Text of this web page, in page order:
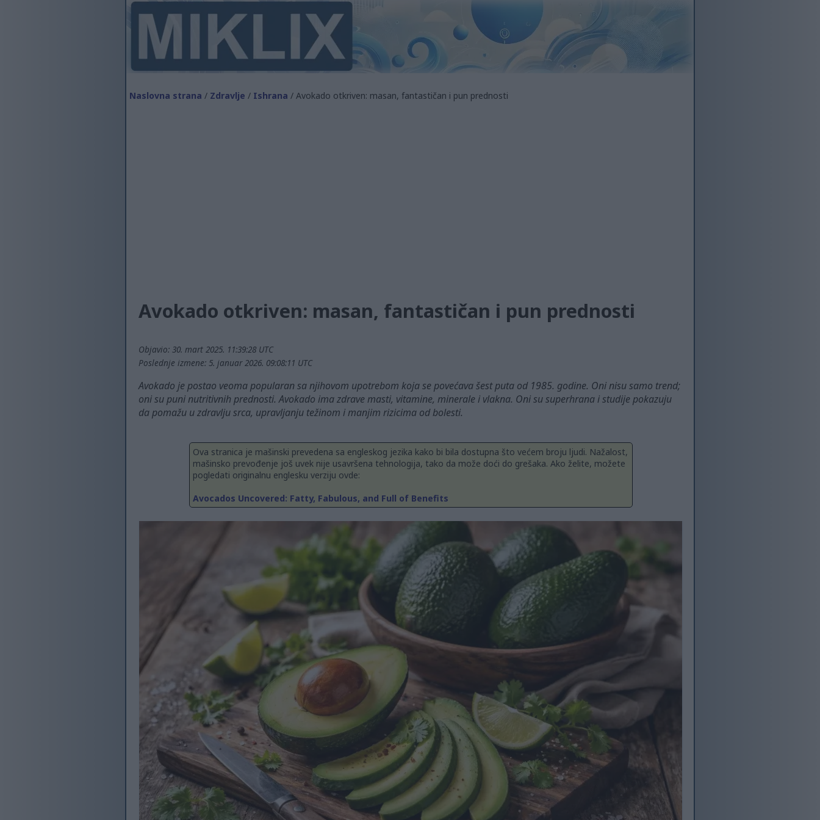
Naslovna strana / Zdravlje / Ishrana / Avokado otkriven: masan, fantastičan i pun prednosti
Avokado otkriven: masan, fantastičan i pun prednosti
Objavio: 30. mart 2025. 11:39:28 UTC
Poslednje izmene: 5. januar 2026. 09:08:11 UTC
Avokado je postao veoma popularan sa njihovom upotrebom koja se povećava šest puta od 1985. godine. Oni nisu samo trend;
oni su puni nutritivnih prednosti. Avokado ima zdrave masti, vitamine, minerale i vlakna. Oni su superhrana i studije pokazuju
da pomažu u zdravlju srca, upravljanju težinom i manjim rizicima od bolesti.
Ova stranica je mašinski prevedena sa engleskog jezika kako bi bila dostupna što većem broju ljudi. Nažalost,
mašinsko prevođenje još uvek nije usavršena tehnologija, tako da može doći do grešaka. Ako želite, možete
pogledati originalnu englesku verziju ovde:
Avocados Uncovered: Fatty, Fabulous, and Full of Benefits